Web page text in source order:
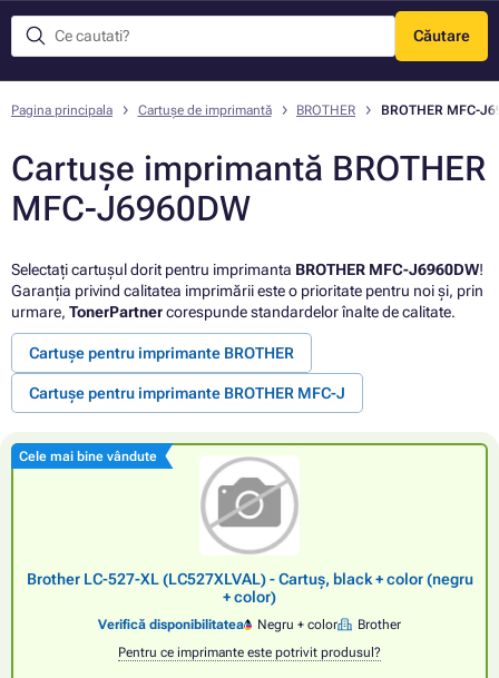
Căutare
Meniu
Pagina principala Cartușe de imprimantă BROTHER BROTHER MFC-
Cartușe imprimantă BROTHER
MFC-J6960DW
Selectați cartușul dorit pentru imprimanta BROTHER MFC-J6960DW!
Garanția privind calitatea imprimării este o prioritate pentru noi și, prin
urmare, TonerPartnercorespunde standardelor înalte de calitate.
Cartușe pentru imprimante BROTHER
Cartușe pentru imprimante BROTHER MFC-J
Cele mai bine vândute
Brother LC-527-XL (LC527XLVAL) - Cartuș, black + color (negru
+ color)
Verifică disponibilitatea Negru + color
Brother
Pentru ce imprimante este potrivit produsul?